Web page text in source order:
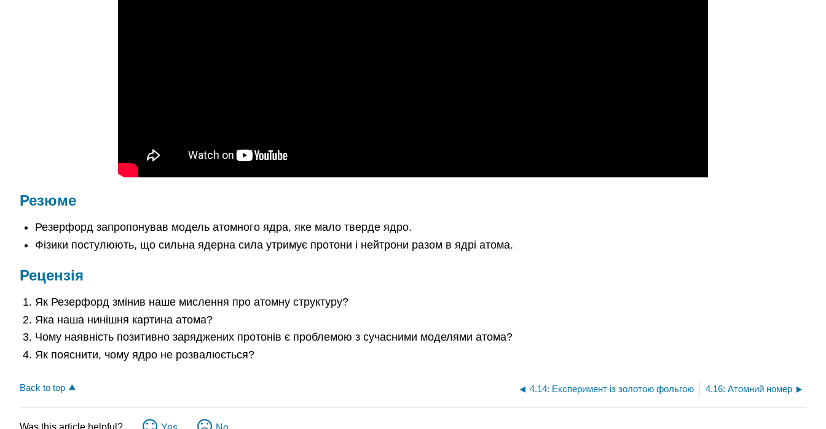
Резюме
Резерфорд запропонував модель атомного ядра, яке мало тверде ядро.
Фізики постулюють, що сильна ядерна сила утримує протони і нейтрони разом в ядрі атома.
Рецензія
Як Резерфорд змінив наше мислення про атомну структуру?
Яка наша нинішня картина атома?
Чому наявність позитивно заряджених протонів є проблемою з сучасними моделями атома?
Як пояснити, чому ядро не розвалюється?
Back to top 4.14: Експеримент із золотою фольгою 4.16: Атомний номер
Was this article helpful?